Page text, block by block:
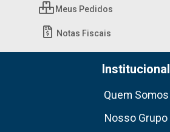
Meus Pedidos
Notas Fiscais
Institucional
Quem Somos
Nosso Grupo